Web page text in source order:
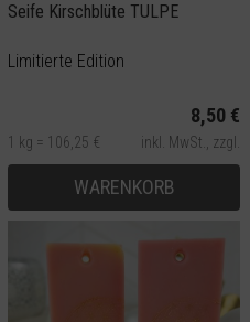
Seife Kirschblüte TULPE
Limitierte Edition
8,50 €
1 kg = 106,25 € inkl. MwSt., zzgl.
Versand
WARENKORB